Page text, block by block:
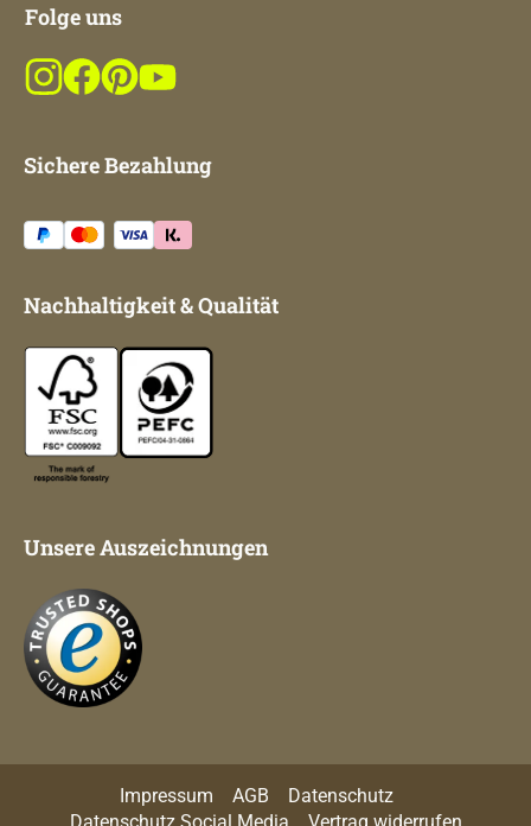
Folge uns
Sichere Bezahlung
Nachhaltigkeit & Qualität
Unsere Auszeichnungen
Impressum AGB
Datenschutz